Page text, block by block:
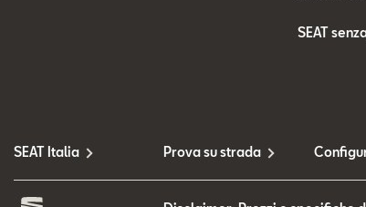
SEAT
SEAT Italia Prova su strada